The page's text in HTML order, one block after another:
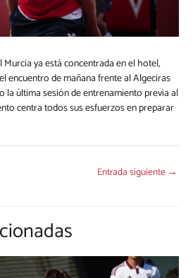
ya está concentrada en el hotel,
encuentro de mañana frente al Algeciras
la última sesión de entrenamiento previa al
centra todos sus esfuerzos en preparar
Entrada siguiente →